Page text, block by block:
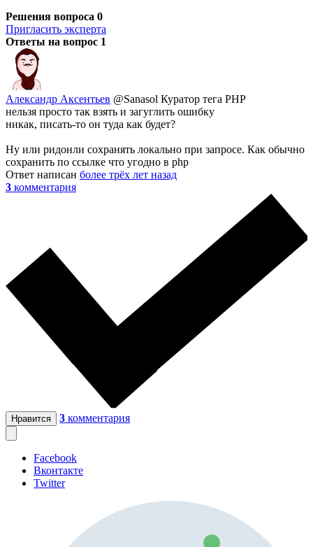
Решения вопроса 0
Пригласить эксперта
Ответы на вопрос 1
Александр Аксентьев @Sanasol Куратор тега PHP
нельзя просто так взять и загуглить ошибку
никак, писать-то он туда как будет?
Ну или ридонли сохранять локально при запросе. Как обычно
сохранить по ссылке что угодно в php
Ответ написан более трёх лет назад
3 комментария
Нравится 3 комментария
Facebook
Вконтакте
Twitter